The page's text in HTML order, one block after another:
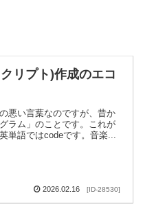
リプト)作成のエコ
悪い言葉なのですが、昔か
ラム」のことです。これが
単語ではcodeです。音楽...
2026.02.16 [ID-28530]